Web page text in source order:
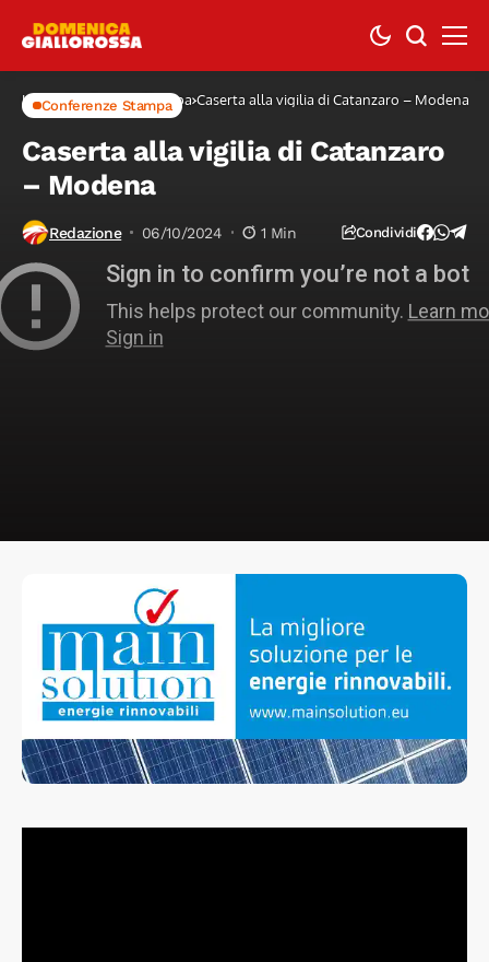
Home Conferenze Stampa Caserta alla vigilia di Catanzaro – Modena
Conferenze Stampa
Caserta alla vigilia di Catanzaro
– Modena
Redazione 06/10/2024 1 Min Condividi